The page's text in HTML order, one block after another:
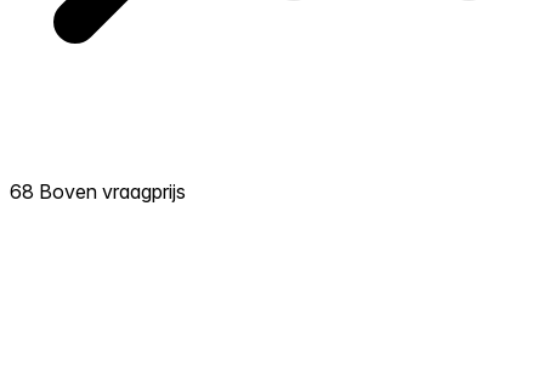
68 Boven vraagprijs